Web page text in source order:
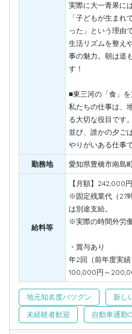
実際に大一青果に
「子どもが生まれ
った」という理由
生活リズムを整え
事の魅力。朝は道
す！
■東三河の「食」
私たちの仕事は、
る大切な役目です
並び、誰かの夕ご
やりがいある仕事で
勤務地 愛知県豊橋市南島
給料等
【月額】242,000
※固定残業代（27
は別途支給。
※実際の時間外労
・賞与あり
年2回（前年度実績
100,000円～
地元知名度バツグン
新し
未経験者歓迎
自動車通勤